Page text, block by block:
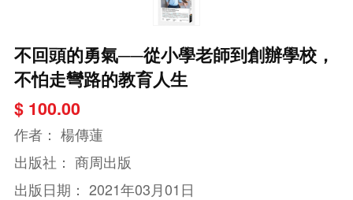
不回頭的勇氣──從小學老師到創辦學校，
不怕走彎路的教育人生
$ 100.00
作者： 楊傳蓮
出版社： 商周出版
出版日期： 2021年03月01日